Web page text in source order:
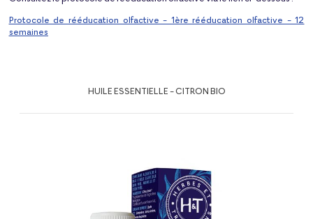
Protocole de rééducation olfactive - 1ère rééducation olfactive - 12
semaines
HUILE ESSENTIELLE - CITRON BIO